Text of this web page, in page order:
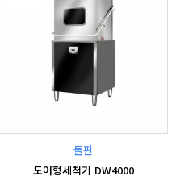
돌핀
도어형세척기 DW4000